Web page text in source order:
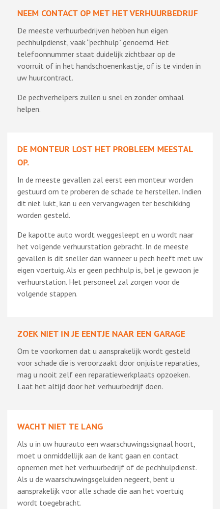
NEEM CONTACT OP MET HET VERHUURBEDRIJF
De meeste verhuurbedrijven hebben hun eigen
pechhulpdienst, vaak “pechhulp” genoemd. Het
telefoonnummer staat duidelijk zichtbaar op de
voorruit of in het handschoenenkastje, of is te vinden in
uw huurcontract.
De pechverhelpers zullen u snel en zonder omhaal
helpen.
DE MONTEUR LOST HET PROBLEEM MEESTAL
OP.
In de meeste gevallen zal eerst een monteur worden
gestuurd om te proberen de schade te herstellen. Indien
dit niet lukt, kan u een vervangwagen ter beschikking
worden gesteld.
De kapotte auto wordt weggesleept en u wordt naar
het volgende verhuurstation gebracht. In de meeste
gevallen is dit sneller dan wanneer u pech heeft met uw
eigen voertuig. Als er geen pechhulp is, bel je gewoon je
verhuurstation. Het personeel zal zorgen voor de
volgende stappen.
ZOEK NIET IN JE EENTJE NAAR EEN GARAGE
Om te voorkomen dat u aansprakelijk wordt gesteld
voor schade die is veroorzaakt door onjuiste reparaties,
mag u nooit zelf een reparatiewerkplaats opzoeken.
Laat het altijd door het verhuurbedrijf doen.
WACHT NIET TE LANG
Als u in uw huurauto een waarschuwingssignaal hoort,
moet u onmiddellijk aan de kant gaan en contact
opnemen met het verhuurbedrijf of de pechhulpdienst.
Als u de waarschuwingsgeluiden negeert, bent u
aansprakelijk voor alle schade die aan het voertuig
wordt toegebracht.